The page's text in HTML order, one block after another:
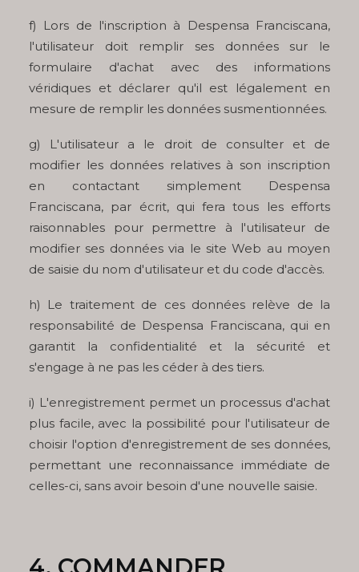
f) Lors de l'inscription à Despensa Franciscana,
l'utilisateur doit remplir ses données sur le
formulaire d'achat avec des informations
véridiques et déclarer qu'il est légalement en
mesure de remplir les données susmentionnées.
g) L'utilisateur a le droit de consulter et de
modifier les données relatives à son inscription
en contactant simplement Despensa
Franciscana, par écrit, qui fera tous les efforts
raisonnables pour permettre à l'utilisateur de
modifier ses données via le site Web au moyen
de saisie du nom d'utilisateur et du code d'accès.
h) Le traitement de ces données relève de la
responsabilité de Despensa Franciscana, qui en
garantit la confidentialité et la sécurité et
s'engage à ne pas les céder à des tiers.
i) L'enregistrement permet un processus d'achat
plus facile, avec la possibilité pour l'utilisateur de
choisir l'option d'enregistrement de ses données,
permettant une reconnaissance immédiate de
celles-ci, sans avoir besoin d'une nouvelle saisie.